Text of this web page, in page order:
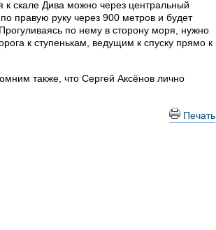
скале Дива можно через центральный
правую руку через 900 метров и будет
по нему в сторону моря, нужно
к ступенькам, ведущим к спуску прямо к
также, что Сергей Аксёнов лично
Печать